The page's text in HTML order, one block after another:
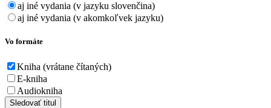
aj iné vydania (v jazyku slovenčina)
aj iné vydania (v akomkoľvek jazyku)
Vo formáte
Kniha (vrátane čítaných)
E-kniha
Audiokniha
Sledovať titul